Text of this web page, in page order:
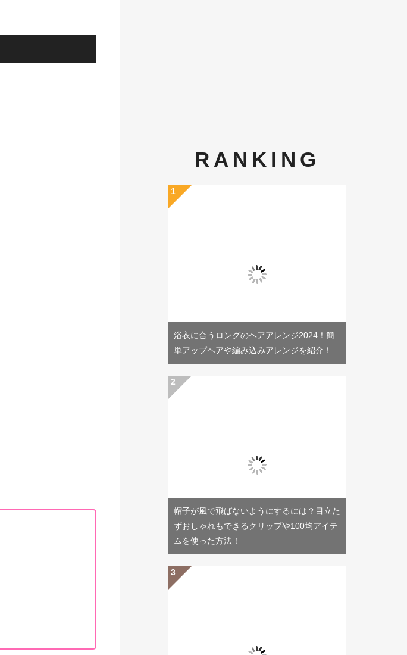
RANKING
浴衣に合うロングのヘアアレンジ2024！簡
単アップヘアや編み込みアレンジを紹介！
帽子が風で飛ばないようにするには？目立た
ずおしゃれもできるクリップや100均アイテ
ムを使った方法！